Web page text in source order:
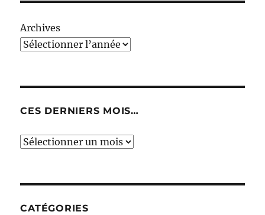
Archives
CES DERNIERS MOIS…
Ces
CATÉGORIES